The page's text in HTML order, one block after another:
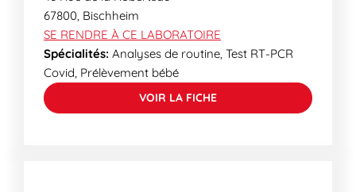
67800, Bischheim
SE RENDRE À CE LABORATOIRE
Spécialités: Analyses de routine, Test RT-PCR
Covid, Prélèvement bébé
VOIR LA FICHE